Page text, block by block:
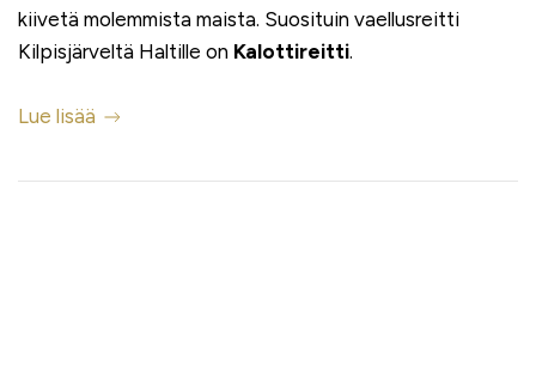
kiivetä molemmista maista. Suosituin vaellusreitti
Kilpisjärveltä Haltille on Kalottireitti.
Lue lisää